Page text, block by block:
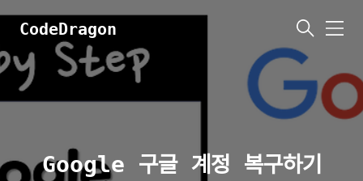
CodeDragon
메
Google 구글 계정 복구하기